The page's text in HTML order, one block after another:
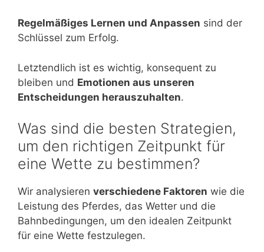
Regelmäßiges Lernen und Anpassen sind der
Schlüssel zum Erfolg.
Letztendlich ist es wichtig, konsequent zu
bleiben und Emotionen aus unseren
Entscheidungen herauszuhalten.
Was sind die besten Strategien,
um den richtigen Zeitpunkt für
eine Wette zu bestimmen?
Wir analysieren verschiedene Faktoren wie die
Leistung des Pferdes, das Wetter und die
Bahnbedingungen, um den idealen Zeitpunkt
für eine Wette festzulegen.